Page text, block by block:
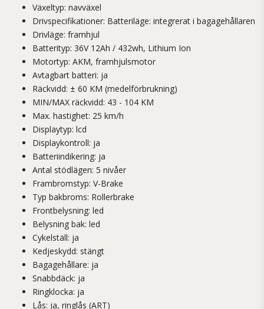
Växeltyp: navväxel
Drivspecifikationer: Batteriläge: integrerat i bagagehållaren
Drivläge: framhjul
Batterityp: 36V 12Ah / 432wh, Lithium Ion
Motortyp: AKM, framhjulsmotor
Avtagbart batteri: ja
Räckvidd: ± 60 KM (medelförbrukning)
MIN/MAX räckvidd: 43 - 104 KM
Max. hastighet: 25 km/h
Displaytyp: lcd
Displaykontroll: ja
Batteriindikering: ja
Antal stödlägen: 5 nivåer
Frambromstyp: V-Brake
Typ bakbroms: Rollerbrake
Frontbelysning: led
Belysning bak: led
Cykelställ: ja
Kedjeskydd: stängt
Bagagehållare: ja
Snabbdäck: ja
Ringklocka: ja
Lås: ja, ringlås (ART)